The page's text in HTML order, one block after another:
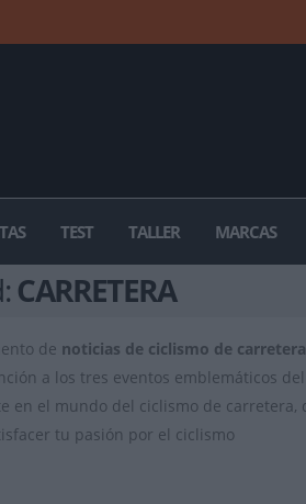
TEST TALLER MARCAS
CARRETERA
de noticias de ciclismo de carretera
a los tres eventos emblemáticos
el mundo del ciclismo de
tu pasión por el ciclismo